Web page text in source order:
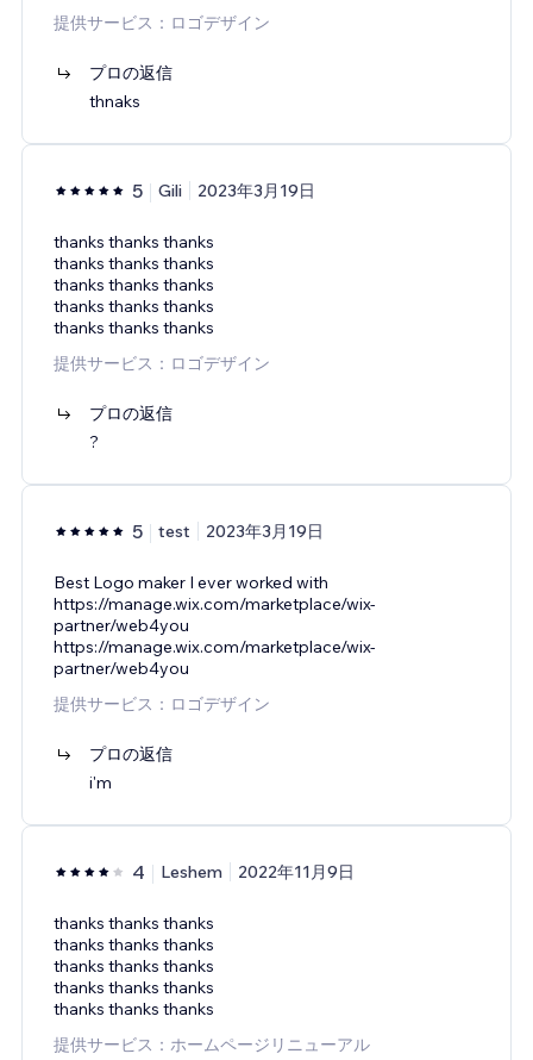
提供サービス：ロゴデザイン
プロの返信
thnaks
5 Gili 2023年3月19日
thanks thanks thanks
thanks thanks thanks
thanks thanks thanks
thanks thanks thanks
thanks thanks thanks
提供サービス：ロゴデザイン
プロの返信
?
5 test 2023年3月19日
Best Logo maker I ever worked with
https://manage.wix.com/marketplace/wix-
partner/web4you
https://manage.wix.com/marketplace/wix-
partner/web4you
提供サービス：ロゴデザイン
プロの返信
i'm
4 Leshem 2022年11月9日
thanks thanks thanks
thanks thanks thanks
thanks thanks thanks
thanks thanks thanks
thanks thanks thanks
提供サービス：ホームページリニューアル